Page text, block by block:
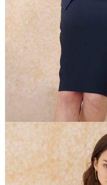
「AFTEE先享後付」，若未經同
４．使用「AFTEE先享後付」時
時審查核予不同之上限額度；若仍
請求用戶進行身份認證。
５．嚴禁一人註冊多個帳號或使用
恩沛科技股份有限公司將有權停止